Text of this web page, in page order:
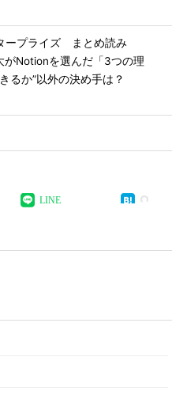
ープライズ まとめ読み
がNotionを選んだ「3つの理
るか”以外の決め手は？
LINE